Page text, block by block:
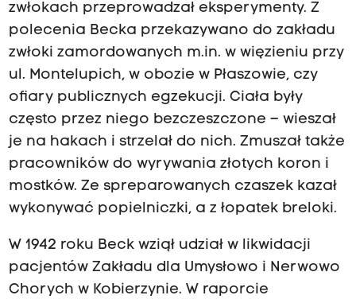
zwłokach przeprowadzał eksperymenty. Z
polecenia Becka przekazywano do zakładu
zwłoki zamordowanych m.in. w więzieniu przy
ul. Montelupich, w obozie w Płaszowie, czy
ofiary publicznych egzekucji. Ciała były
często przez niego bezczeszczone – wieszał
je na hakach i strzelał do nich. Zmuszał także
pracowników do wyrywania złotych koron i
mostków. Ze spreparowanych czaszek kazał
wykonywać popielniczki, a z łopatek breloki.
W 1942 roku Beck wziął udział w likwidacji
pacjentów Zakładu dla Umysłowo i Nerwowo
Chorych w Kobierzynie. W raporcie